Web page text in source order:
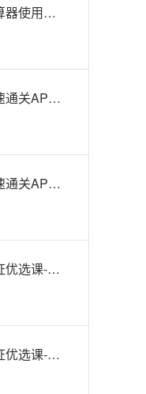
FRM金融计算器使用教程
FRM一级快速通关APS智播课-试听
FRM二级快速通关APS智播课-试听
FRM一级持证优选课-试听
FRM二级持证优选课-试听